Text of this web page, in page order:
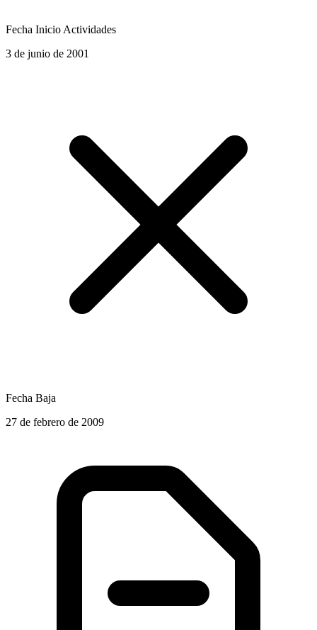
Fecha Inicio Actividades
3 de junio de 2001
Fecha Baja
27 de febrero de 2009